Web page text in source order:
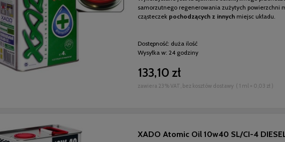
samorzutnego regenerowania zużytych powierzchni
cząsteczek pochodzących z innychmiejsc układu.
Dostępność: duża ilość
Wysyłka w: 24 godziny
133,10 zł
zawiera 23% VAT, bez kosztów dostawy ( 1 ml = 0,03 zł )
XADO Atomic Oil 10w40 SL/CI-4